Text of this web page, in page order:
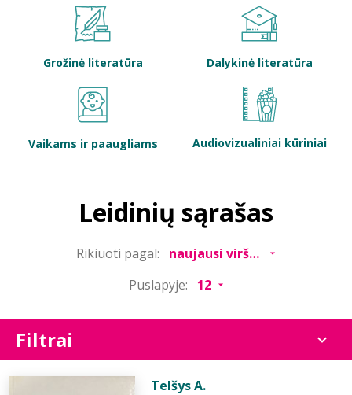
Bibliotekoms
Grožinė literatūra Dalykinė literatūra
Vaikams ir paaugliams Audiovizualiniai kūriniai
Leidinių sąrašas
Rikiuoti pagal:
Puslapyje:
Filtrai
Telšys A.